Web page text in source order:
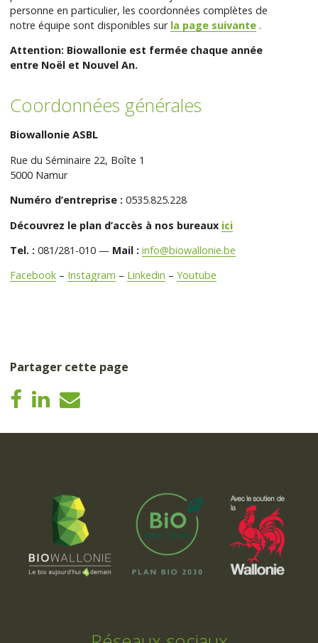
personne en particulier, les coordonnées complètes de
notre équipe sont disponibles sur la page suivante .
Attention: Biowallonie est fermée chaque année
entre Noël et Nouvel An.
Coordonnées générales
Biowallonie ASBL
Rue du Séminaire 22, Boîte 1
5000 Namur
Numéro d’entreprise : 0535.825.228
Découvrez le plan d’accès à nos bureaux ici
Tel. : 081/281-010 — Mail : info@biowallonie.be
Facebook – Instagram – Linkedin –Youtube
Partager cette page